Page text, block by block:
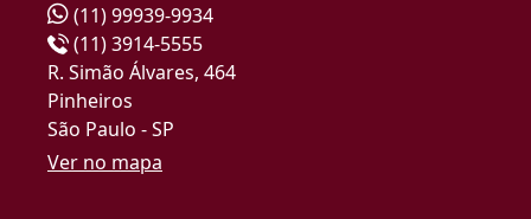
(11) 99939-9934
(11) 3914-5555
R. Simão Álvares, 464
Pinheiros
São Paulo - SP
Ver no mapa